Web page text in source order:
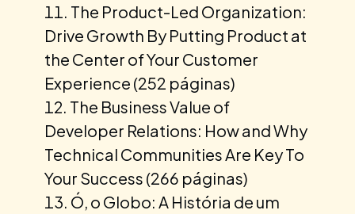
The Product-Led Organization:
Drive Growth By Putting Product at
the Center of Your Customer
Experience (252 páginas)
The Business Value of
Developer Relations: How and Why
Technical Communities Are Key To
Your Success (266 páginas)
Ó, o Globo: A História de um